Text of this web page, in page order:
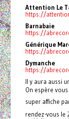
Attention Le
https://
Barnabaie
https://
Générique
https://
Dymanche
https://
Il y aura aussi
On espère
super affiche
rendez-vous le